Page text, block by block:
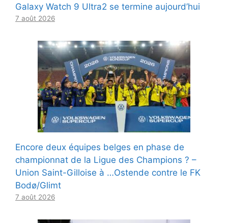
Galaxy Watch 9 Ultra2 se termine aujourd’hui
7 août 2026
Encore deux équipes belges en phase de
championnat de la Ligue des Champions ? –
Union Saint-Gilloise à …Ostende contre le FK
Bodø/Glimt
7 août 2026